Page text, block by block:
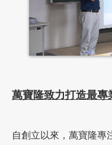
萬寶隆致力打造最專
自創立以來，萬寶隆專